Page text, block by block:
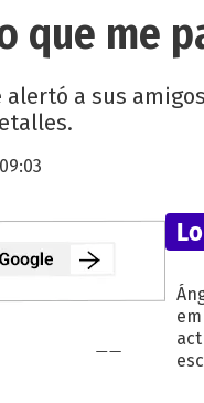
que me
a sus